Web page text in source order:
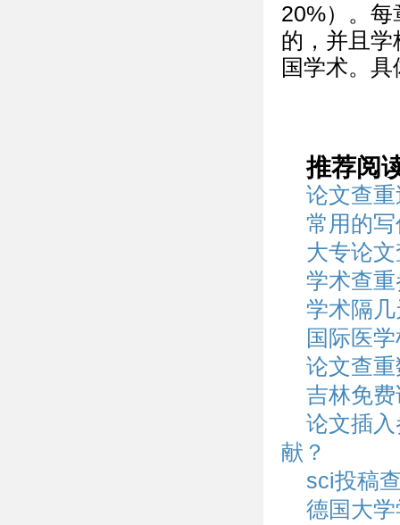
20%）。
的，并且
国学术。
推荐阅
论文查
常用的
大专论
学术查
学术隔
国际医
论文查
吉林免
论文插
献？
sci投稿
德国大